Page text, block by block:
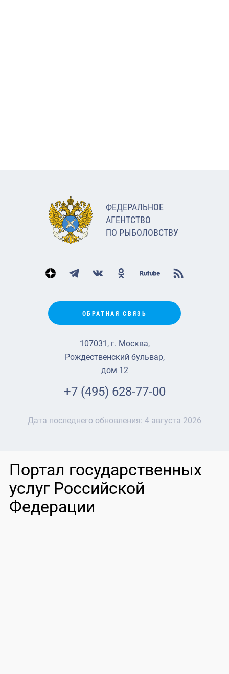
ФЕДЕРАЛЬНОЕ
АГЕНТСТВО
ПО РЫБОЛОВСТВУ
ОБРАТНАЯ СВЯЗЬ
107031, г. Москва,
Рождественский бульвар,
дом 12
+7 (495) 628-77-00
Дата последнего обновления: 4 августа 2026
Портал государственных
услуг Российской
Федерации